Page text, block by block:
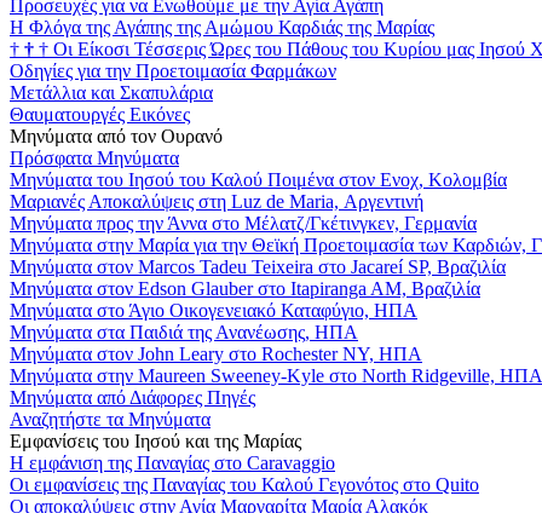
Προσευχές για να Ενωθούμε με την Αγία Αγάπη
Η Φλόγα της Αγάπης της Αμώμου Καρδιάς της Μαρίας
† † † Οι Είκοσι Τέσσερις Ώρες του Πάθους του Κυρίου μας Ιησού
Οδηγίες για την Προετοιμασία Φαρμάκων
Μετάλλια και Σκαπυλάρια
Θαυματουργές Εικόνες
Μηνύματα από τον Ουρανό
Πρόσφατα Μηνύματα
Μηνύματα του Ιησού του Καλού Ποιμένα στον Ενοχ, Κολομβία
Μαριανές Αποκαλύψεις στη Luz de Maria, Αργεντινή
Μηνύματα προς την Άννα στο Μέλατζ/Γκέτινγκεν, Γερμανία
Μηνύματα στην Μαρία για την Θεϊκή Προετοιμασία των Καρδιών,
Μηνύματα στον Marcos Tadeu Teixeira στο Jacareí SP, Βραζιλία
Μηνύματα στον Edson Glauber στο Itapiranga AM, Βραζιλία
Μηνύματα στο Άγιο Οικογενειακό Καταφύγιο, ΗΠΑ
Μηνύματα στα Παιδιά της Ανανέωσης, ΗΠΑ
Μηνύματα στον John Leary στο Rochester NY, ΗΠΑ
Μηνύματα στην Maureen Sweeney-Kyle στο North Ridgeville, ΗΠΑ
Μηνύματα από Διάφορες Πηγές
Αναζητήστε τα Μηνύματα
Εμφανίσεις του Ιησού και της Μαρίας
Η εμφάνιση της Παναγίας στο Caravaggio
Οι εμφανίσεις της Παναγίας του Καλού Γεγονότος στο Quito
Οι αποκαλύψεις στην Αγία Μαργαρίτα Μαρία Αλακόκ